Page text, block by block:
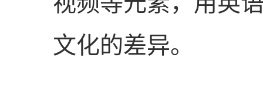
文化的差异。